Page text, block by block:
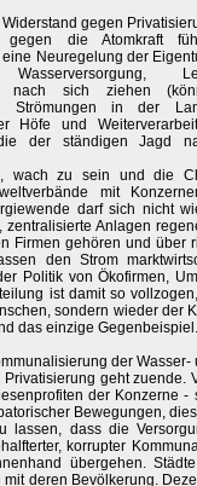
Widerstand gegen
gegen die Atomkraft
Neuregelung der
nach sich ziehen
Strömungen in der
Höfe und
der ständigen Jagd
wach zu sein und die
mit
darf sich nicht
zentralisierte Anlagen
Firmen gehören und über
den Strom
Politik von Ökofirmen,
ist damit so
sondern wieder der
das einzige Gegenbeispiel.
der
geht zuende.
der Konzerne -
Bewegungen,
lassen, dass die
korrupter
übergehen.
deren Bevölkerung.